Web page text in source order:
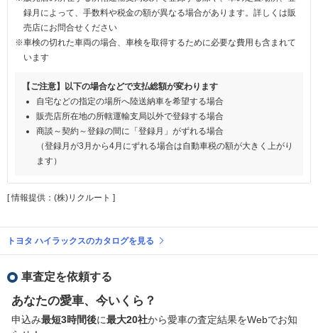
録月によって、手数料や税金の額が異なる場合があります。詳しくは販
売店にお問合せください
※車検の切れた車両の場合、車検を取得するために必要な費用も含まれて
います
【ご注意】以下の場合などで支払総額が変わります
自宅などの指定の場所へ陸送納車を希望する場合
販売店所在地の所轄運輸支局以外で登録する場合
商談～契約～登録の間に「登録月」がずれる場合
（登録月が3月から4月にずれる場合は自動車税の額が大きく上がり
ます）
[ 情報提供：(株)リクルート ]
トヨタ ハイラックスのカタログを見る
車査定を依頼する
あなたの愛車、今いくら？
申込み最短3時間後に最大20社から愛車の査定結果をWebでお知